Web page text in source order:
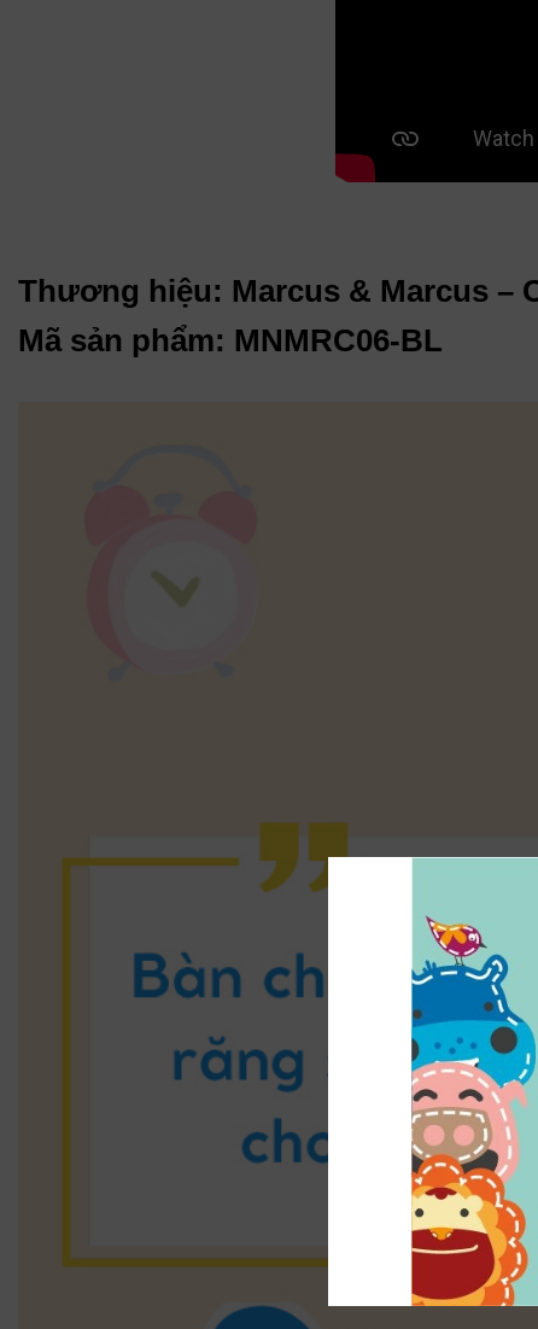
Thương hiệu: Marcus & Marcus –
Mã sản phẩm: MNMRC06-BL